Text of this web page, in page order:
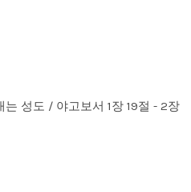
성도 / 야고보서 1장 19절 - 2장